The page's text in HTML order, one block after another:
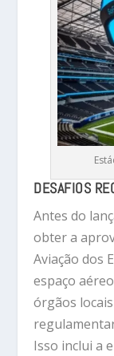
DESAFIOS
Antes do
obter a
Aviação dos
espaço
órgãos
Isso inclui a